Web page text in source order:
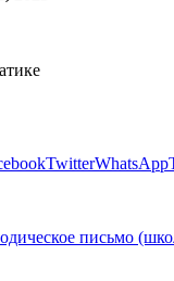
TwitterWhatsApp
письмо